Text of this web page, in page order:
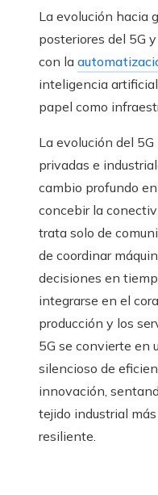
La evolución hacia
posteriores del 5G
con la
inteligencia
papel como
La evolución del 5G
privadas e
cambio profundo
concebir la
trata solo de
de coordinar
decisiones en
integrarse en el
producción y los
5G se convierte en
silencioso de
innovación,
tejido industrial
resiliente.